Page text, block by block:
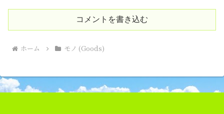
コメントを書き込む
ホーム モノ (Goods)